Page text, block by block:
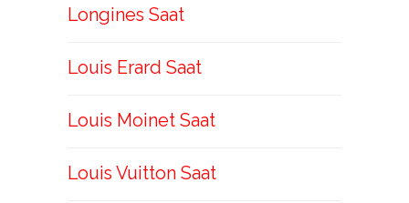
Longines Saat
Louis Erard Saat
Louis Moinet Saat
Louis Vuitton Saat